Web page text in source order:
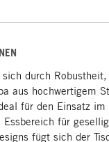
durch
aus hochwertigem
für den Einsatz im
Essbereich für
fügt sich der